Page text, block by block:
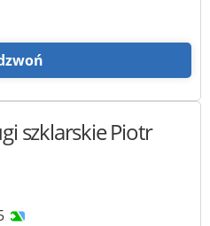
szklarskie Piotr